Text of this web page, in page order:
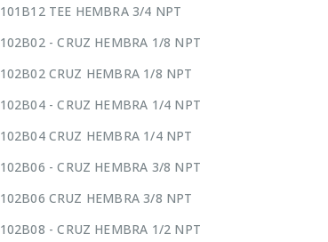
101B12 TEE HEMBRA 3/4 NPT
102B02 - CRUZ HEMBRA 1/8 NPT
102B02 CRUZ HEMBRA 1/8 NPT
102B04 - CRUZ HEMBRA 1/4 NPT
102B04 CRUZ HEMBRA 1/4 NPT
102B06 - CRUZ HEMBRA 3/8 NPT
102B06 CRUZ HEMBRA 3/8 NPT
102B08 - CRUZ HEMBRA 1/2 NPT